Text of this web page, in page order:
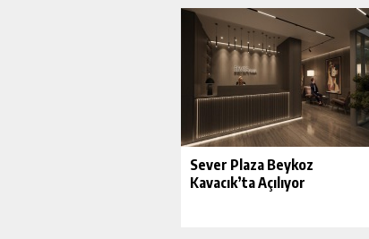
Sever Plaza Beykoz
Kavacık’ta Açılıyor